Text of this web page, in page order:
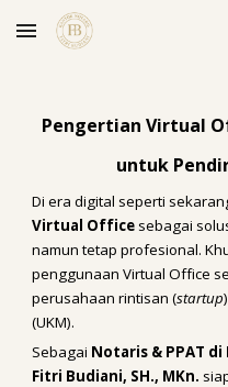
Skip to main content
Pengertian Virtual
untuk
Di era digital seperti
Virtual Office sebagai
namun tetap profesional.
penggunaan Virtual Office
perusahaan rintisan (startup
(UKM).
Sebagai Notaris & PPAT
Fitri Budiani, SH., MKn.